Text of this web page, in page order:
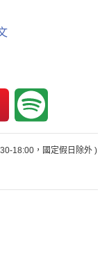
18:00，國定假日除外 )